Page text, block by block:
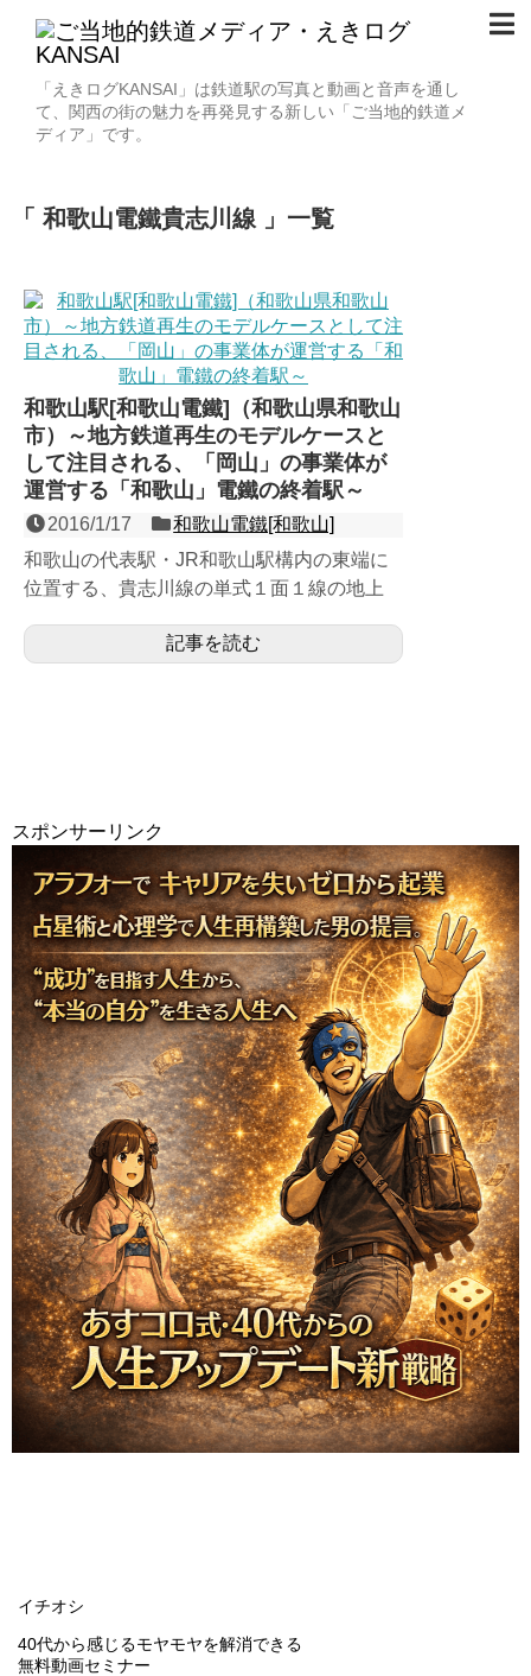
「えきログKANSAI」は鉄道駅の写真と動画と音声を通し
て、関西の街の魅力を再発見する新しい「ご当地的鉄道メ
ディア」です。
和歌山電鐵貴志川線 一覧
和歌山駅[和歌山電鐵]（和歌山県和歌山
市）～地方鉄道再生のモデルケースと
して注目される、「岡山」の事業体が
運営する「和歌山」電鐵の終着駅～
2016/1/17
和歌山電鐵[和歌山]
和歌山の代表駅・JR和歌山駅構内の東端に
位置する、貴志川線の単式１面１線の地上
最初に乗り入れた路線の...
記事を読む
スポンサーリンク
イチオシ
40代から感じるモヤモヤを解消できる
無料動画セミナー